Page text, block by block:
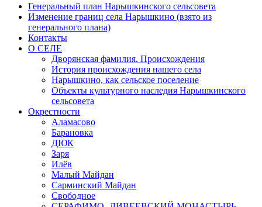
Генеральный план Нарышкинского сельсовета
Изменение границ села Нарышкино (взято из
генерального плана)
Контакты
О СЕЛЕ
Дворянская фамилия. Происхождения
История происхождения нашего села
Нарышкино, как сельское поселение
Объекты культурного наследия Нарышкинского
сельсовета
Окрестности
Аламасово
Барановка
ДЮК
Заря
Илёв
Малый Майдан
Сарминский Майдан
Свободное